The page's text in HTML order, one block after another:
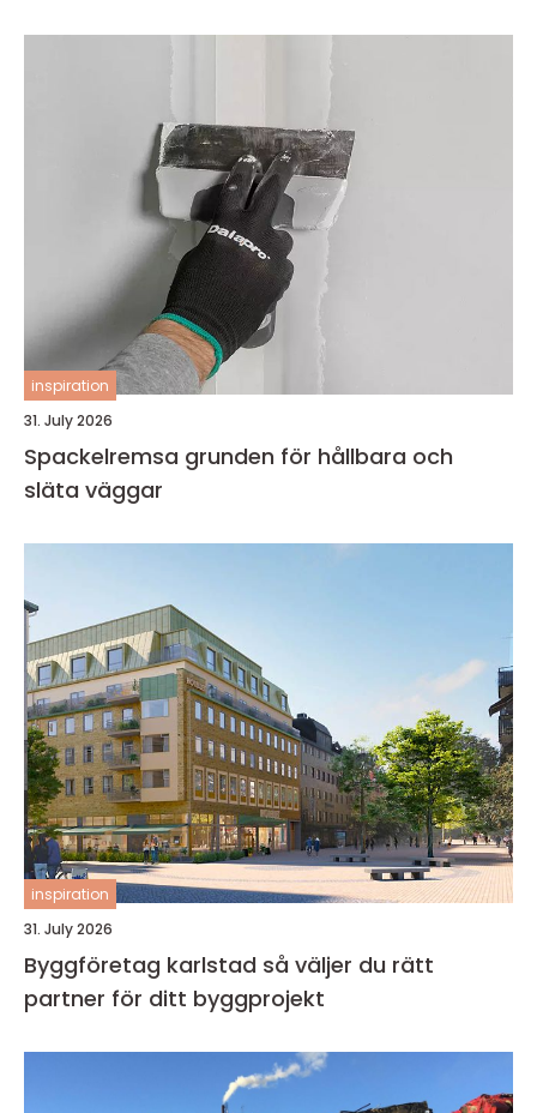
inspiration
31. July 2026
Spackelremsa grunden för hållbara och
släta väggar
inspiration
31. July 2026
Byggföretag karlstad så väljer du rätt
partner för ditt byggprojekt